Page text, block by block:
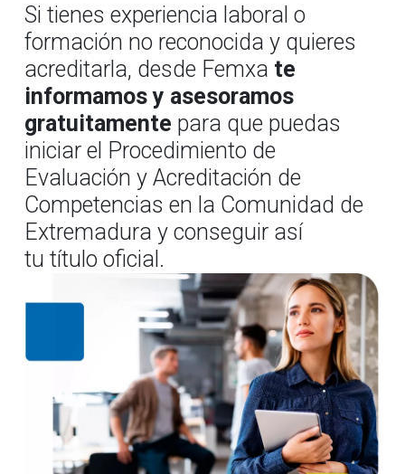
Si tienes experiencia laboral o
formación no reconocida y quieres
acreditarla, desde Femxa te
informamos y asesoramos
gratuitamente para que puedas
iniciar el Procedimiento de
Evaluación y Acreditación de
Competencias en la Comunidad de
Extremadura y conseguir así
tu título oficial.